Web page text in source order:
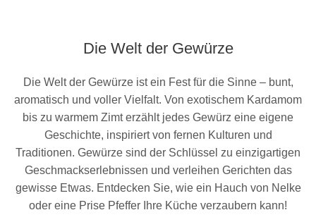
Die Welt der Gewürze
Die Welt der Gewürze ist ein Fest für die Sinne – bunt,
aromatisch und voller Vielfalt. Von exotischem Kardamom
bis zu warmem Zimt erzählt jedes Gewürz eine eigene
Geschichte, inspiriert von fernen Kulturen und
Traditionen. Gewürze sind der Schlüssel zu einzigartigen
Geschmackserlebnissen und verleihen Gerichten das
gewisse Etwas. Entdecken Sie, wie ein Hauch von Nelke
oder eine Prise Pfeffer Ihre Küche verzaubern kann!